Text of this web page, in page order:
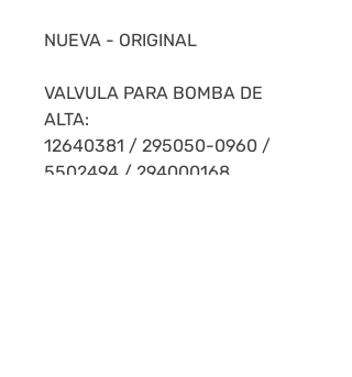
NUEVA - ORIGINAL
VALVULA PARA BOMBA DE
ALTA:
12640381 / 295050-0960 /
5502494 / 294000168